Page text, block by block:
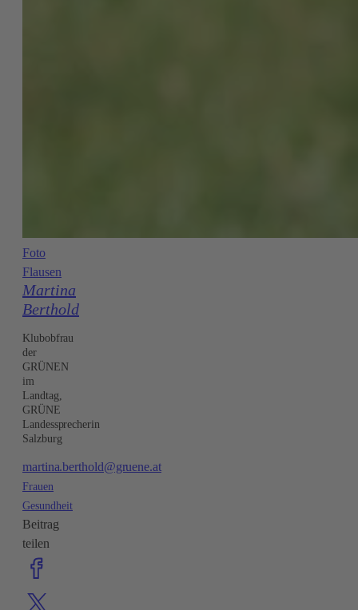
Foto
Flausen
Martina
Berthold
Klubobfrau
der
GRÜNEN
im
Landtag,
GRÜNE
Landessprecherin
Salzburg
martina.berthold@gruene.at
Frauen
Gesundheit
Beitrag
teilen